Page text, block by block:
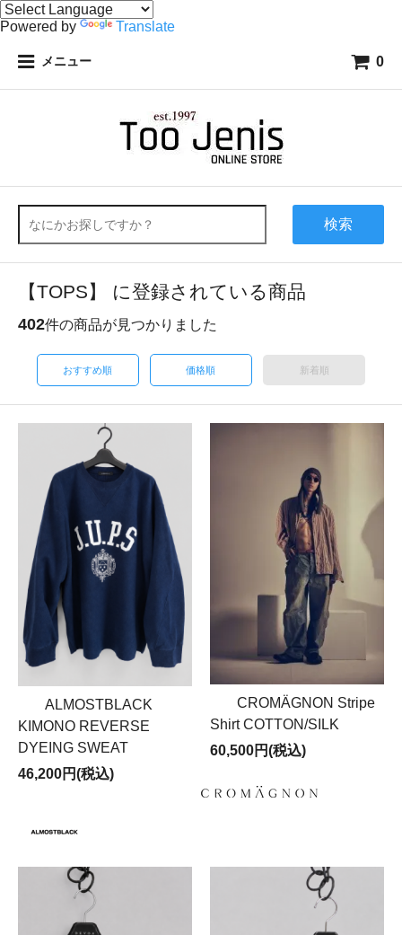
Powered by Translate
メニュー 0
検索
【TOPS】 に登録されている商品
402件の商品が見つかりました
おすすめ順 価格順 新着順
ALMOSTBLACK
KIMONO REVERSE
DYEING SWEAT
46,200円(税込)
CROMÄGNON Stripe
Shirt COTTON/SILK
60,500円(税込)